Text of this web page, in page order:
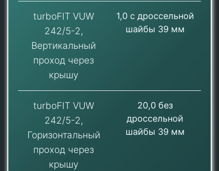
turboFIT VUW
242/5-2,
Вертикальный
проход через
крышу
1,0 с дроссельной
шайбы 39 мм
turboFIT VUW
242/5-2,
Горизонтальный
проход через
крышу
20,0 без
дроссельной
шайбы 39 мм